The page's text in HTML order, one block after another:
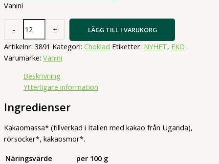
Vanini
-
Uganda
85
%
mängd
+ LÄGG TILL I VARUKORG
Artikelnr: 3891 Kategori: Choklad Etiketter: NYHET, EKO
Varumärke: Vanini
Beskrivning
Ytterligare information
Ingredienser
Kakaomassa* (tillverkad i Italien med kakao från Uganda),
rörsocker*, kakaosmör*.
Näringsvärde
per 100 g